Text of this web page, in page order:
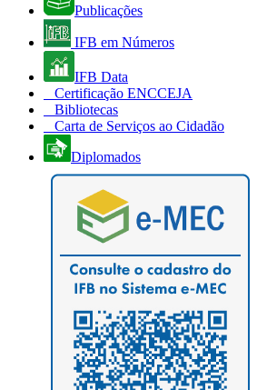
Publicações
IFB em Números
IFB Data
Certificação ENCCEJA
Bibliotecas
Carta de Serviços ao Cidadão
Diplomados